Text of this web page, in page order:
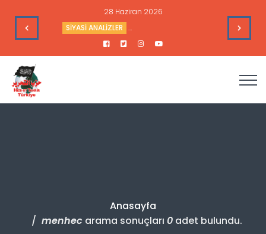
28 Haziran 2026
Toplantısı - 9 Haziran 2026
SİYASİ ANALİZLER Sudan’daki Durum ve Amerika’nın
Anasayfa
menhec arama sonuçları 0 adet bulundu.